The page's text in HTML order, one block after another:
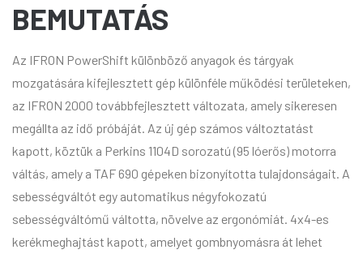
BEMUTATÁS
Az IFRON PowerShift különböző anyagok és tárgyak
mozgatására kifejlesztett gép különféle működési területeken,
az IFRON 2000 továbbfejlesztett változata, amely sikeresen
megállta az idő próbáját. Az új gép számos változtatást
kapott, köztük a Perkins 1104D sorozatú (95 lóerős) motorra
váltás, amely a TAF 690 gépeken bizonyította tulajdonságait. A
sebességváltót egy automatikus négyfokozatú
sebességváltómű váltotta, növelve az ergonómiát. 4x4-es
kerékmeghajtást kapott, amelyet gombnyomásra át lehet